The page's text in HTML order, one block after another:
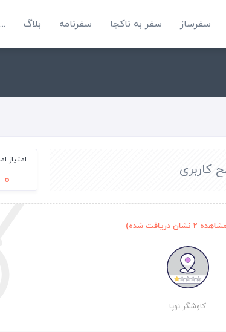
سفرساز سفر به ناکجا سفرنامه بلاگ ...
کاربری
امتیاز
0
2 نشان دریافت شده)
کاوشگر نوپا